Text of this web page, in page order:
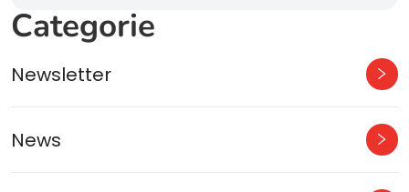
Categorie
Newsletter
News